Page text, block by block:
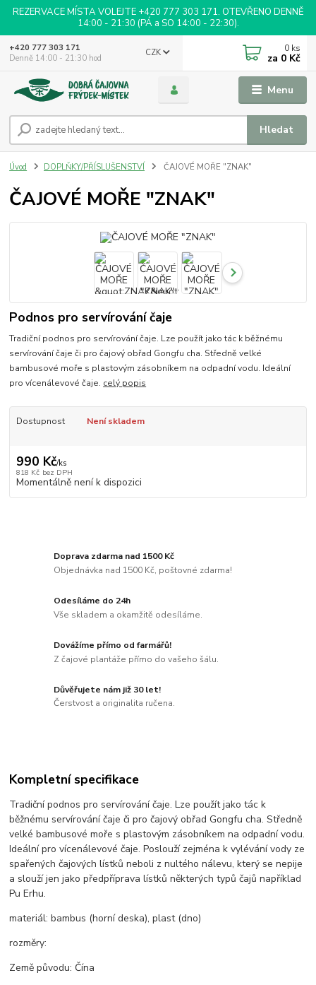
REZERVACE MÍSTA VOLEJTE +420 777 303 171. OTEVŘENO DENNĚ
14:00 - 21:30 (PÁ a SO 14:00 - 22:30).
Menu
CZK
Hledat
+420 777 303 171
Denně 14:00 - 21:30 hod
0 ks
za 0 Kč
Úvod DOPLŇKY/PŘÍSLUŠENSTVÍ ČAJOVÉ MOŘE "ZNAK"
ČAJOVÉ MOŘE "ZNAK"
Podnos pro servírování čaje
Tradiční podnos pro servírování čaje. Lze použít jako tác k běžnému
servírování čaje či pro čajový obřad Gongfu cha. Středně velké
bambusové moře s plastovým zásobníkem na odpadní vodu. Ideální
pro vícenálevové čaje. celý popis
Dostupnost Není skladem
990 Kč/ks
818 Kč bez DPH
Momentálně není k dispozici
Doprava zdarma nad 1500 Kč
Objednávka nad 1500 Kč, poštovné zdarma!
Odesíláme do 24h
Vše skladem a okamžitě odesíláme.
Dovážíme přímo od farmářů!
Z čajové plantáže přímo do vašeho šálu.
Důvěřujete nám již 30 let!
Čerstvost a originalita ručena.
Kompletní specifikace
Tradiční podnos pro servírování čaje. Lze použít jako tác k
běžnému servírování čaje či pro čajový obřad Gongfu cha. Středně
velké bambusové moře s plastovým zásobníkem na odpadní vodu.
Ideální pro vícenálevové čaje. Poslouží zejména k vylévání vody ze
spařených čajových lístků neboli z nultého nálevu, který se nepije
a slouží jen jako předpříprava lístků některých typů čajů například
Pu Erhu.
materiál: bambus (horní deska), plast (dno)
rozměry:
Země původu: Čína